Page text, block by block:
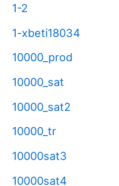
1-2
1-xbeti18034
10000_prod
10000_sat
10000_sat2
10000_tr
10000sat3
10000sat4